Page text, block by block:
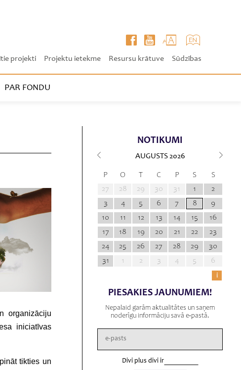
projekti Projektu ietekme Resursu krātuve Sūdzības
PAR FONDU
organizāciju
iniciatīvas
tikties un
NOTIKUMI
AUGUSTS 2026
P O T C P S
S
27
28 29 30 31 1
2
3
4 5 6 7 8
9
10
11 12 13 14 15
16
17
18 19 20 21 22
23
24
25 26 27 28 29
30
31
1 2 3 4 5
6
i
PIESAKIES JAUNUMIEM!
Nepalaid garām aktualitātes un saņem
noderīgu informāciju savā e-pastā.
Divi plus divi ir